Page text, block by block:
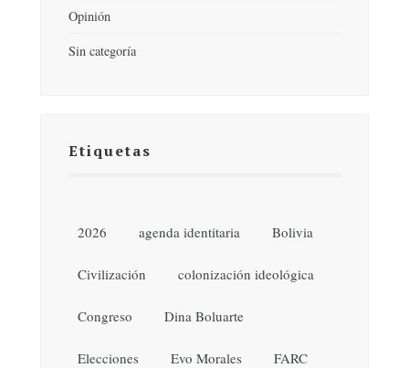
Opinión
Sin categoría
Etiquetas
2026 agenda identitaria Bolivia
Civilización colonización ideológica
Congreso Dina Boluarte
Elecciones Evo Morales FARC